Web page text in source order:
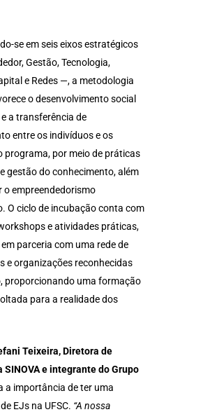
se em seis eixos estratégicos
Gestão, Tecnologia,
e Redes —, a metodologia
o desenvolvimento social
a transferência de
entre os indivíduos e os
programa, por meio de práticas
gestão do conhecimento, além
o empreendedorismo
O ciclo de incubação conta com
e atividades práticas,
parceria com uma rede de
e organizações reconhecidas
proporcionando uma formação
para a realidade dos
Teixeira, Diretora de
SINOVA e integrante do Grupo
a importância de ter uma
EJs na UFSC. “A nossa